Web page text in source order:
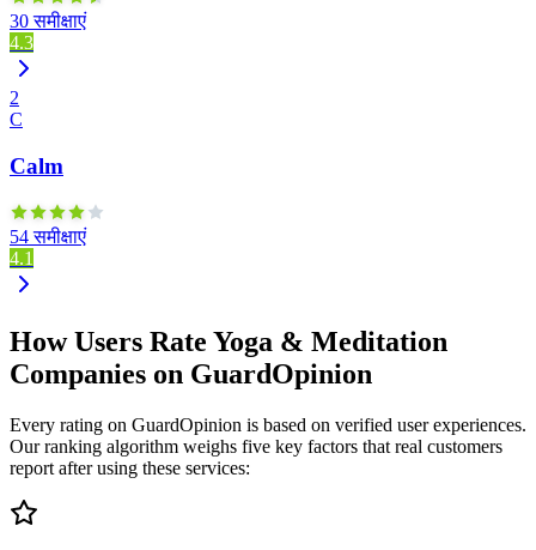
30 समीक्षाएं
4.3
2
C
Calm
54 समीक्षाएं
4.1
How Users Rate Yoga & Meditation
Companies on GuardOpinion
Every rating on GuardOpinion is based on verified user experiences.
Our ranking algorithm weighs five key factors that real customers
report after using these services: